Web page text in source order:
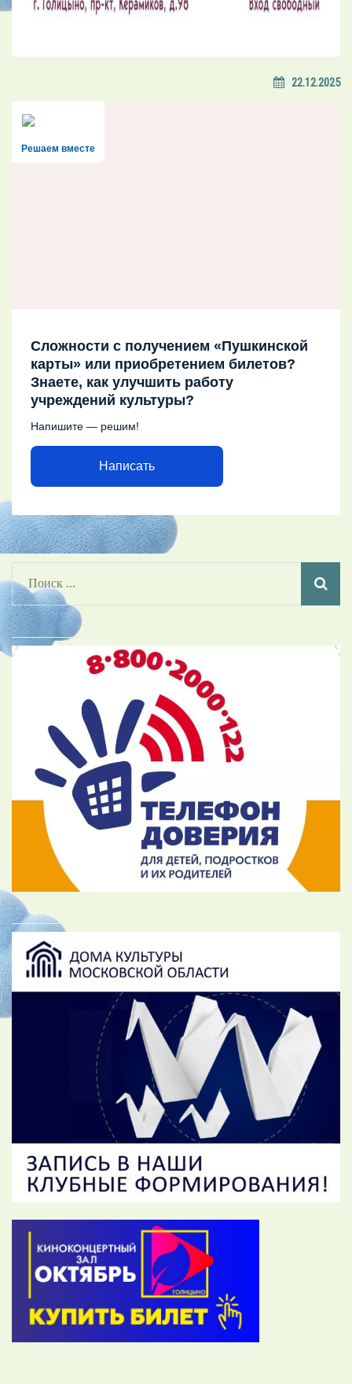
22.12.2025
Решаем вместе
Сложности с получением «Пушкинской
карты» или приобретением билетов?
Знаете, как улучшить работу
учреждений культуры?
Напишите — решим!
Написать